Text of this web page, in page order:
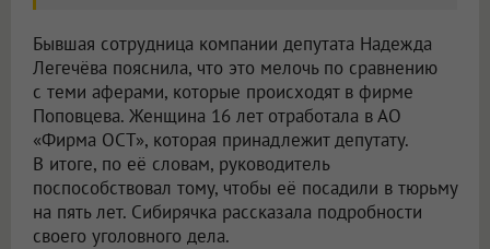
Бывшая сотрудница компании депутата Надежда
Легечёва пояснила, что это мелочь по сравнению
с теми аферами, которые происходят в фирме
Поповцева. Женщина 16 лет отработала в АО
«Фирма ОСТ», которая принадлежит депутату.
В итоге, по её словам, руководитель
поспособствовал тому, чтобы её посадили в тюрьму
на пять лет. Сибирячка рассказала подробности
своего уголовного дела.